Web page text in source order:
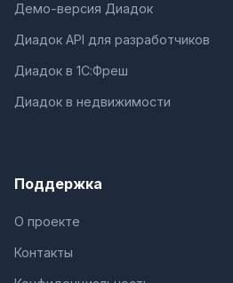
Демо-версия Диадок
Диадок API для разработчиков
Диадок в 1С:Фреш
Диадок в недвижимости
Поддержка
О проекте
Контакты